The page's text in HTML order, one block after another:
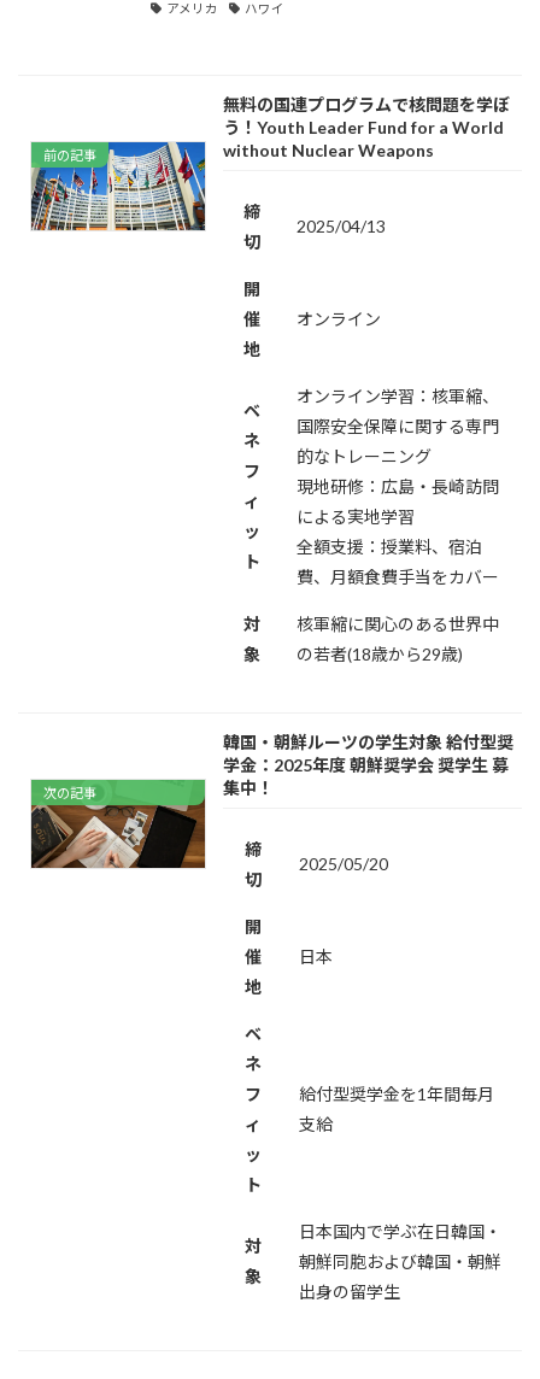
アメリカ
ハワイ
前の記事
無料の国連プログラムで核問題を学ぼ
う！Youth Leader Fund for a World
without Nuclear Weapons
締
切
2025/04/13
開
催
地
オンライン
ベ
ネ
フ
ィ
ッ
ト
オンライン学習：核軍縮、
国際安全保障に関する専門
的なトレーニング
現地研修：広島・長崎訪問
による実地学習
全額支援：授業料、宿泊
費、月額食費手当をカバー
対
象
核軍縮に関心のある世界中
の若者(18歳から29歳)
次の記事
韓国・朝鮮ルーツの学生対象 給付型奨
学金：2025年度 朝鮮奨学会 奨学生 募
集中！
締
切
2025/05/20
開
催
地
日本
ベ
ネ
フ
ィ
ッ
ト
給付型奨学金を1年間毎月
支給
対
象
日本国内で学ぶ在日韓国・
朝鮮同胞および韓国・朝鮮
出身の留学生